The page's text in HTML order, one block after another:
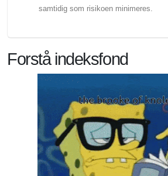
samtidig som risikoen minimeres.
Forstå indeksfond